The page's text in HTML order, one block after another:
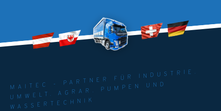
MAITEC - PARTNER FÜR INDUSTRIE.
UMWELT. AGRAR. PUMPEN UND
WASSERTECHNIK